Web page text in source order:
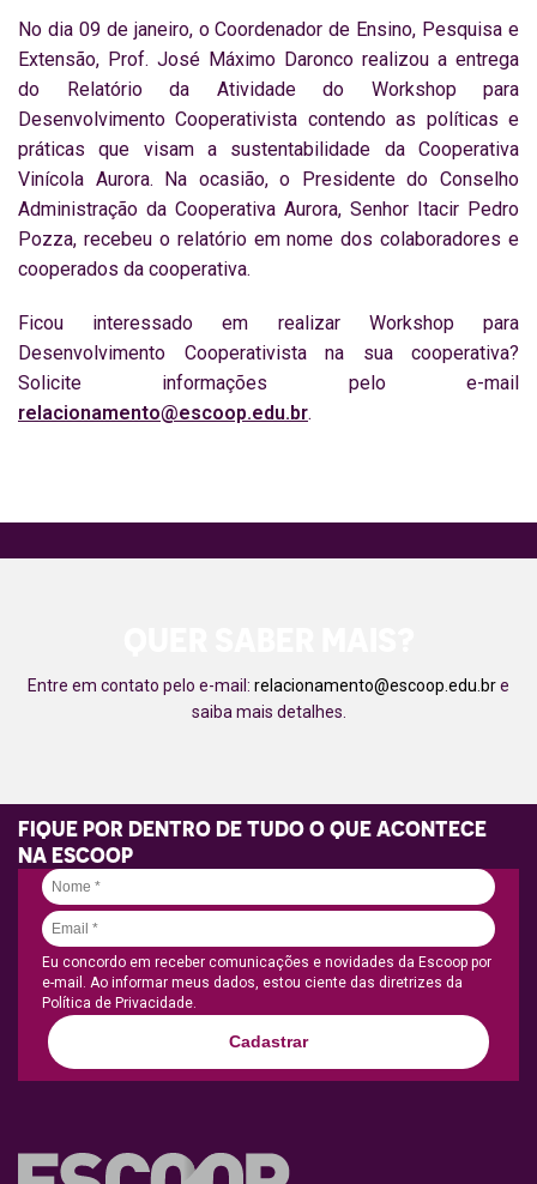
No dia 09 de janeiro, o Coordenador de Ensino, Pesquisa e
Extensão, Prof. José Máximo Daronco realizou a entrega
do Relatório da Atividade do Workshop para
Desenvolvimento Cooperativista contendo as políticas e
práticas que visam a sustentabilidade da Cooperativa
Vinícola Aurora. Na ocasião, o Presidente do Conselho
Administração da Cooperativa Aurora, Senhor Itacir Pedro
Pozza, recebeu o relatório em nome dos colaboradores e
cooperados da cooperativa.
Ficou interessado em realizar Workshop para
Desenvolvimento Cooperativista na sua cooperativa?
Solicite informações pelo e-mail
relacionamento@escoop.edu.br.
Entre em contato pelo e-mail: relacionamento@escoop.edu.bre
saiba mais detalhes.
FIQUE POR DENTRO DE TUDO O QUE ACONTECE
NA ESCOOP
Eu concordo em receber comunicações e novidades da Escoop por
e-mail. Ao informar meus dados, estou ciente das diretrizes da
Política de Privacidade.
Cadastrar